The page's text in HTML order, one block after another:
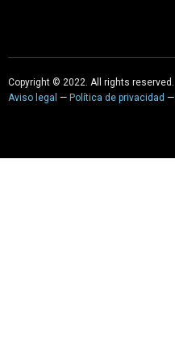
Copyright © 2022. All rights reserved.
Aviso legal — Política de privacidad —